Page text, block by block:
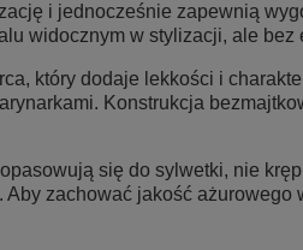
i jednocześnie zapewnią
widocznym w stylizacji, ale
który dodaje lekkości i
Konstrukcja
się do sylwetki, nie
zachować jakość